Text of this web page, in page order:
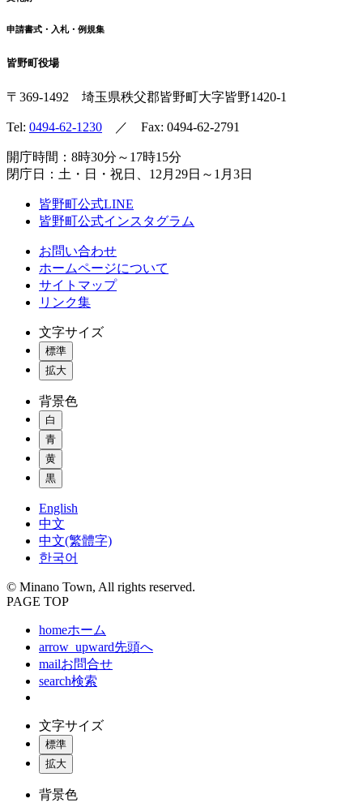
申請書式・入札・例規集
皆野町役場
〒369-1492 埼玉県秩父郡皆野町大字皆野1420-1
Tel: 0494-62-1230 ／ Fax: 0494-62-2791
開庁時間：8時30分～17時15分
閉庁日：土・日・祝日、12月29日～1月3日
皆野町公式LINE
皆野町公式インスタグラム
お問い合わせ
ホームページについて
サイトマップ
リンク集
文字サイズ
標準
拡大
背景色
白
青
黄
黒
English
中文
中文(繁體字)
한국어
© Minano Town, All rights reserved.
PAGE TOP
homeホーム
arrow_upward先頭へ
mailお問合せ
search検索
文字サイズ
標準
拡大
背景色